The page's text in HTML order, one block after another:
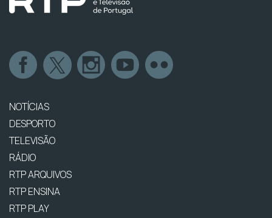
NOTÍCIAS
DESPORTO
TELEVISÃO
RÁDIO
RTP ARQUIVOS
RTP ENSINA
RTP PLAY